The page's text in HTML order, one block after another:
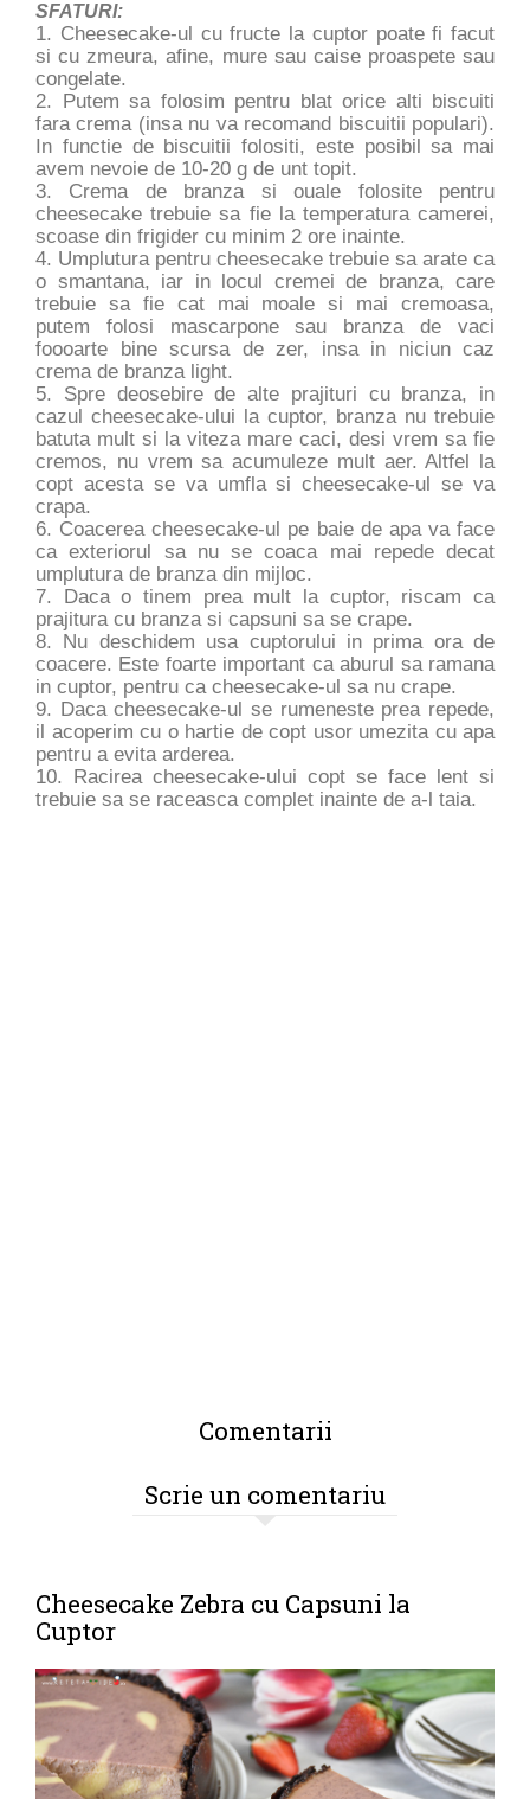
SFATURI:
1. Cheesecake-ul cu fructe la cuptor poate fi facut
si cu zmeura, afine, mure sau caise proaspete sau
congelate.
2. Putem sa folosim pentru blat orice alti biscuiti
fara crema (insa nu va recomand biscuitii populari).
In functie de biscuitii folositi, este posibil sa mai
avem nevoie de 10-20 g de unt topit.
3. Crema de branza si ouale folosite pentru
cheesecake trebuie sa fie la temperatura camerei,
scoase din frigider cu minim 2 ore inainte.
4. Umplutura pentru cheesecake trebuie sa arate ca
o smantana, iar in locul cremei de branza, care
trebuie sa fie cat mai moale si mai cremoasa,
putem folosi mascarpone sau branza de vaci
foooarte bine scursa de zer, insa in niciun caz
crema de branza light.
5. Spre deosebire de alte prajituri cu branza, in
cazul cheesecake-ului la cuptor, branza nu trebuie
batuta mult si la viteza mare caci, desi vrem sa fie
cremos, nu vrem sa acumuleze mult aer. Altfel la
copt acesta se va umfla si cheesecake-ul se va
crapa.
6. Coacerea cheesecake-ul pe baie de apa va face
ca exteriorul sa nu se coaca mai repede decat
umplutura de branza din mijloc.
7. Daca o tinem prea mult la cuptor, riscam ca
prajitura cu branza si capsuni sa se crape.
8. Nu deschidem usa cuptorului in prima ora de
coacere. Este foarte important ca aburul sa ramana
in cuptor, pentru ca cheesecake-ul sa nu crape.
9. Daca cheesecake-ul se rumeneste prea repede,
il acoperim cu o hartie de copt usor umezita cu apa
pentru a evita arderea.
10. Racirea cheesecake-ului copt se face lent si
trebuie sa se raceasca complet inainte de a-l taia.
Comentarii
Scrie un comentariu
Cheesecake Zebra cu Capsuni la
Cuptor